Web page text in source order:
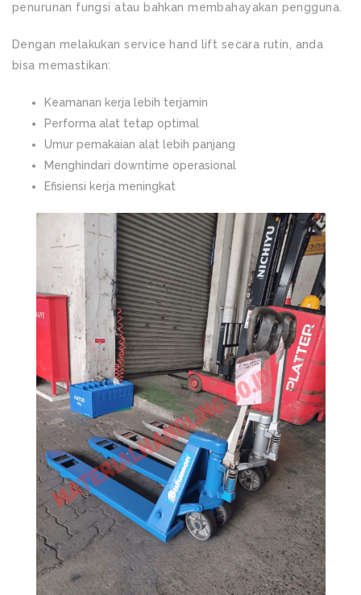
penurunan fungsi atau bahkan membahayakan pengguna.
Dengan melakukan service hand lift secara rutin, anda
bisa memastikan:
Keamanan kerja lebih terjamin
Performa alat tetap optimal
Umur pemakaian alat lebih panjang
Menghindari downtime operasional
Efisiensi kerja meningkat